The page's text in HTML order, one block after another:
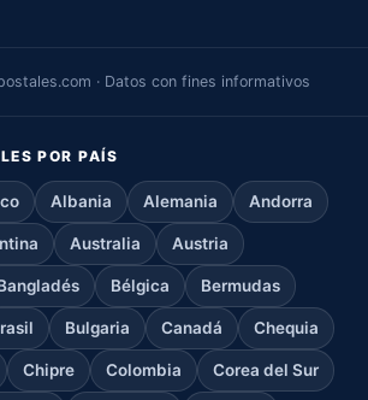
· Datos con fines informativos
POR PAÍS
Albania Alemania Andorra
Australia Austria
Bélgica Bermudas
Bulgaria Canadá Chequia
Chipre Colombia Corea del Sur